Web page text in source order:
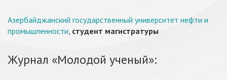
Азербайджанский государственный университет нефти и
промышленности, студент магистратуры
Журнал «Молодой ученый»: